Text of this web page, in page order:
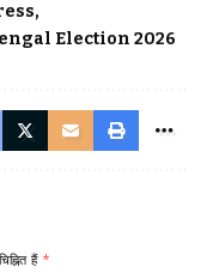
Election 2026
हैं *